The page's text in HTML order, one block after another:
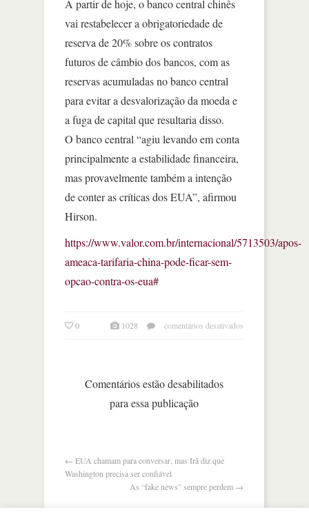
A partir de hoje, o banco central chinês
vai restabelecer a obrigatoriedade de
reserva de 20% sobre os contratos
futuros de câmbio dos bancos, com as
reservas acumuladas no banco central
para evitar a desvalorização da moeda e
a fuga de capital que resultaria disso.
O banco central “agiu levando em conta
principalmente a estabilidade financeira,
mas provavelmente também a intenção
de conter as críticas dos EUA”, afirmou
Hirson.
https://www.valor.com.br/internacional/5713503/apos-
ameaca-tarifaria-china-pode-ficar-sem-
opcao-contra-os-eua#
0 1028 comentários desativados
Comentários estão desabilitados
para essa publicação
← EUA chamam para conversar, mas Irã diz que
Washington precisa ser confiável
As “fake news” sempre perdem →